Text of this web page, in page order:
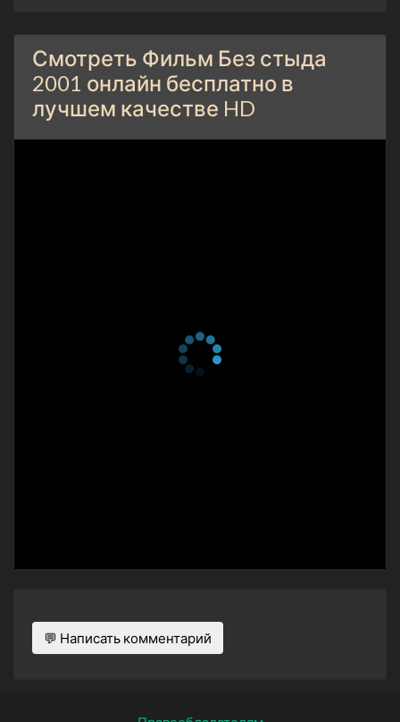
Смотреть Фильм Без стыда
2001 онлайн бесплатно в
лучшем качестве HD
💬 Написать комментарий